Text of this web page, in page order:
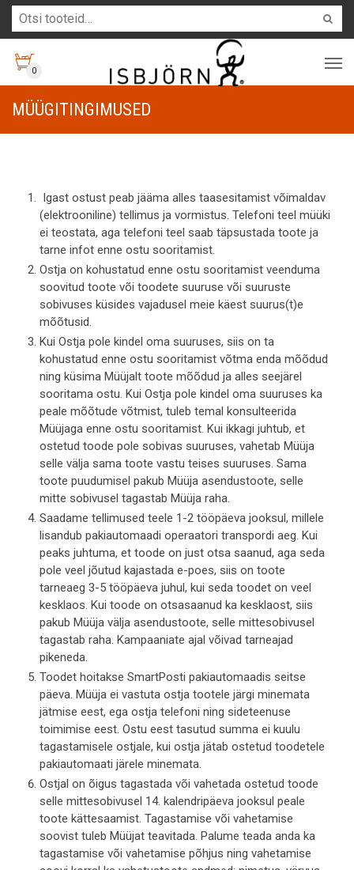
0
MÜÜGITINGIMUSED
Igast ostust peab jääma alles taasesitamist võimaldav
(elektrooniline) tellimus ja vormistus. Telefoni teel müüki
ei teostata, aga telefoni teel saab täpsustada toote ja
tarne infot enne ostu sooritamist.
Ostja on kohustatud enne ostu sooritamist veenduma
soovitud toote või toodete suuruse või suuruste
sobivuses küsides vajadusel meie käest suurus(t)e
mõõtusid.
Kui Ostja pole kindel oma suuruses, siis on ta
kohustatud enne ostu sooritamist võtma enda mõõdud
ning küsima Müüjalt toote mõõdud ja alles seejärel
sooritama ostu. Kui Ostja pole kindel oma suuruses ka
peale mõõtude võtmist, tuleb temal konsulteerida
Müüjaga enne ostu sooritamist. Kui ikkagi juhtub, et
ostetud toode pole sobivas suuruses, vahetab Müüja
selle välja sama toote vastu teises suuruses. Sama
toote puudumisel pakub Müüja asendustoote, selle
mitte sobivusel tagastab Müüja raha.
Saadame tellimused teele 1-2 tööpäeva jooksul, millele
lisandub pakiautomaadi operaatori transpordi aeg. Kui
peaks juhtuma, et toode on just otsa saanud, aga seda
pole veel jõutud kajastada e-poes, siis on toote
tarneaeg 3-5 tööpäeva juhul, kui seda toodet on veel
kesklaos. Kui toode on otsasaanud ka kesklaost, siis
pakub Müüja välja asendustoote, selle mittesobivusel
tagastab raha. Kampaaniate ajal võivad tarneajad
pikeneda.
Toodet hoitakse SmartPosti pakiautomaadis seitse
päeva. Müüja ei vastuta ostja tootele järgi minemata
jätmise eest, ega ostja telefoni ning sideteenuse
toimimise eest. Ostu eest tasutud summa ei kuulu
tagastamisele ostjale, kui ostja jätab ostetud toodetele
pakiautomaati järele minemata.
Ostjal on õigus tagastada või vahetada ostetud toode
selle mittesobivusel 14. kalendripäeva jooksul peale
toote kättesaamist. Tagastamise või vahetamise
soovist tuleb Müüjat teavitada. Palume teada anda ka
tagastamise või vahetamise põhjus ning vahetamise